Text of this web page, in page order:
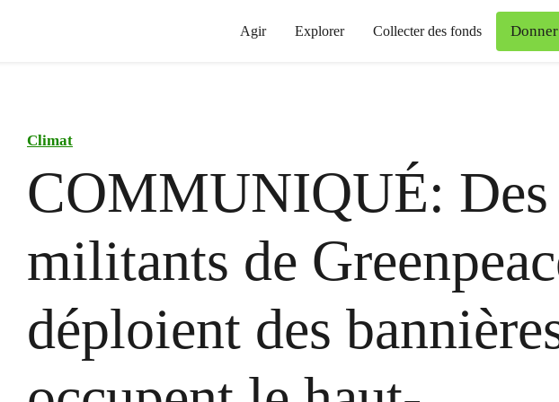
Agir Explorer Collecter des fonds Donner
Climat
COMMUNIQUÉ: Des
militants de
déploient des